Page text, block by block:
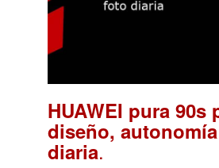
HUAWEI pura 90s
diseño,
diaria.